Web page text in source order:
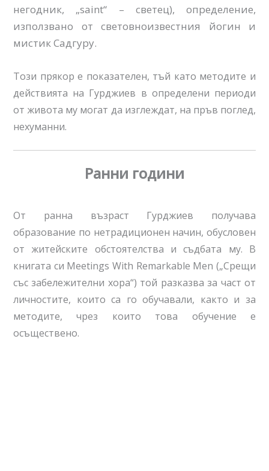
негодник, „saint“ – светец), определение,
използвано от световноизвестния йогин и
мистик Садгуру.
Този прякор е показателен, тъй като методите и
действията на Гурджиев в определени периоди
от живота му могат да изглеждат, на пръв поглед,
нехуманни.
Ранни години
От ранна възраст Гурджиев получава
образование по нетрадиционен начин, обусловен
от житейските обстоятелства и съдбата му. В
книгата си Meetings With Remarkable Men („Срещи
със забележителни хора“) той разказва за част от
личностите, които са го обучавали, както и за
методите, чрез които това обучение е
осъществено.